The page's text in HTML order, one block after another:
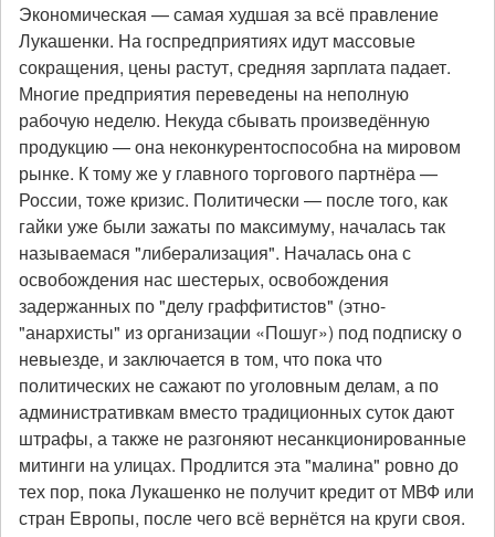
Экономическая — самая худшая за всё правление
Лукашенки. На госпредприятиях идут массовые
сокращения, цены растут, средняя зарплата падает.
Многие предприятия переведены на неполную
рабочую неделю. Некуда сбывать произведённую
продукцию — она неконкурентоспособна на мировом
рынке. К тому же у главного торгового партнёра —
России, тоже кризис. Политически — после того, как
гайки уже были зажаты по максимуму, началась так
называемася "либерализация". Началась она с
освобождения нас шестерых, освобождения
задержанных по "делу граффитистов" (этно-
"анархисты" из организации «Пошуг») под подписку о
невыезде, и заключается в том, что пока что
политических не сажают по уголовным делам, а по
административкам вместо традиционных суток дают
штрафы, а также не разгоняют несанкционированные
митинги на улицах. Продлится эта "малина" ровно до
тех пор, пока Лукашенко не получит кредит от МВФ или
стран Европы, после чего всё вернётся на круги своя.